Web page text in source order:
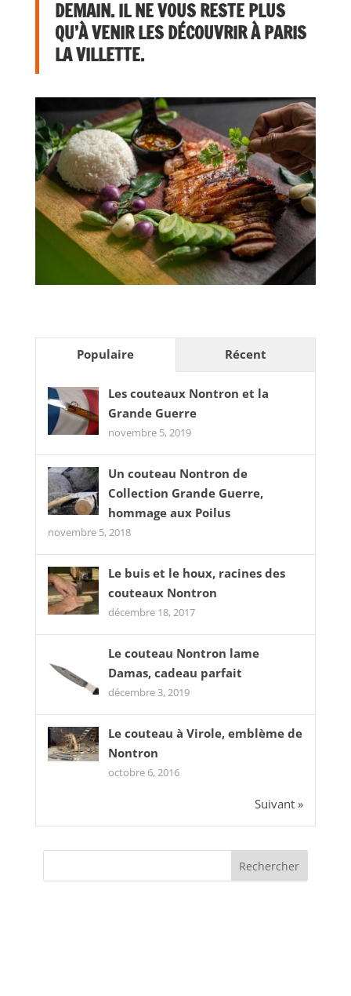
DEMAIN. IL NE VOUS RESTE PLUS
QU’À VENIR LES DÉCOUVRIR À PARIS
LA VILLETTE.
Populaire Récent
Les couteaux Nontron et la
Grande Guerre
novembre 5, 2019
Un couteau Nontron de
Collection Grande Guerre,
hommage aux Poilus
novembre 5, 2018
Le buis et le houx, racines des
couteaux Nontron
décembre 18, 2017
Le couteau Nontron lame
Damas, cadeau parfait
décembre 3, 2019
Le couteau à Virole, emblème de
Nontron
octobre 6, 2016
Suivant »